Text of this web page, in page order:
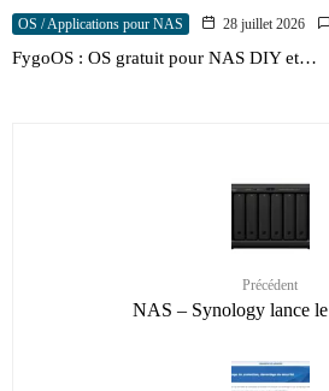
OS / Applications pour NAS 28 juillet 2026
FygoOS : OS gratuit pour NAS DIY et…
Précédent
NAS – Synology lance